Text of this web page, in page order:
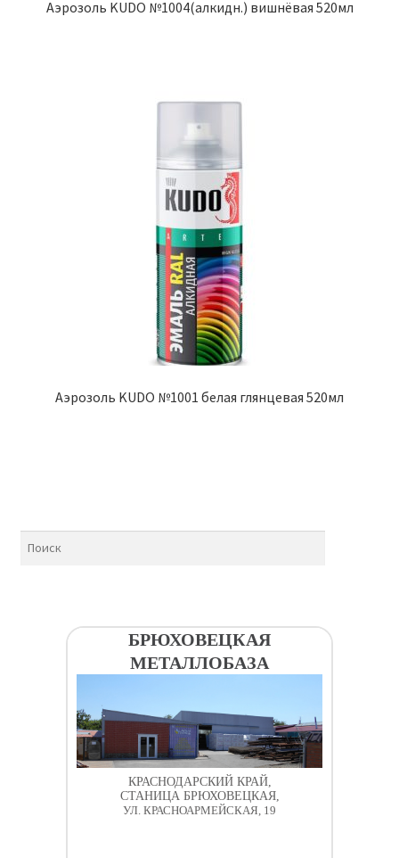
Аэрозоль KUDO №1004(алкидн.) вишнёвая 520мл
Аэрозоль KUDO №1001 белая глянцевая 520мл
БРЮХОВЕЦКАЯ
МЕТАЛЛОБАЗА
КРАСНОДАРСКИЙ КРАЙ,
СТАНИЦА БРЮХОВЕЦКАЯ,
УЛ. КРАСНОАРМЕЙСКАЯ, 19